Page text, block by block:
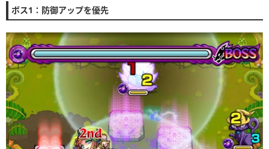
ボス1：防御アップを優先